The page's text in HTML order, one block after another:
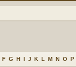
F G H I J K L M N O P